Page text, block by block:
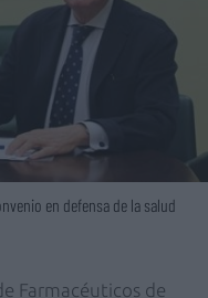
en defensa de la salud
Farmacéuticos de